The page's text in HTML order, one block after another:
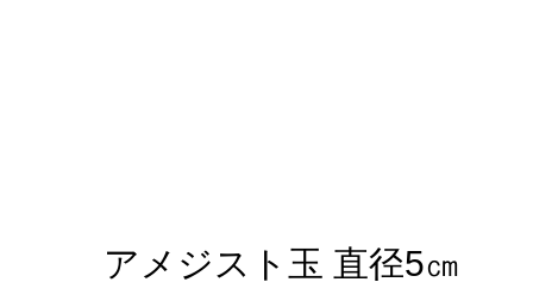
アメジスト玉 直径5㎝